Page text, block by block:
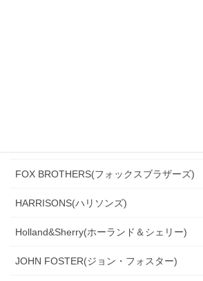
FOX BROTHERS(フォックスブラザーズ)
HARRISONS(ハリソンズ)
Holland&Sherry(ホーランド＆シェリー)
JOHN FOSTER(ジョン・フォスター)